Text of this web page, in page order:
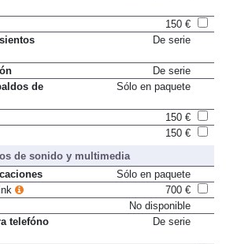
150 €
De serie
De serie
de
Sólo en paquete
150 €
150 €
de sonido y multimedia
Sólo en paquete
700 €
No disponible
telefóno
De serie